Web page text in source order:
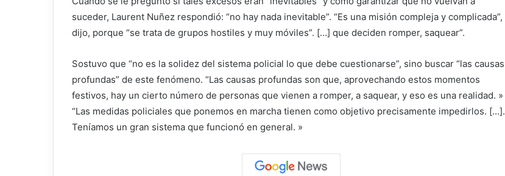
suceder, Laurent Nuñez respondió: “no hay nada inevitable”. “Es una misión compleja y complicada”,
dijo, porque “se trata de grupos hostiles y muy móviles”. […] que deciden romper, saquear”.
Sostuvo que “no es la solidez del sistema policial lo que debe cuestionarse”, sino buscar “las causas
profundas” de este fenómeno. “Las causas profundas son que, aprovechando estos momentos
festivos, hay un cierto número de personas que vienen a romper, a saquear, y eso es una realidad. »
“Las medidas policiales que ponemos en marcha tienen como objetivo precisamente impedirlos. […].
Teníamos un gran sistema que funcionó en general. »